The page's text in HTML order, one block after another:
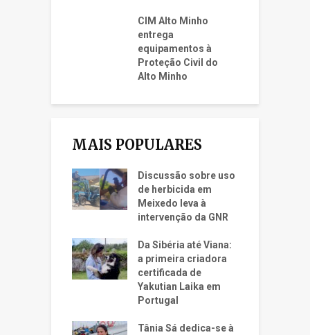
CIM Alto Minho
entrega
equipamentos à
Proteção Civil do
Alto Minho
MAIS POPULARES
Discussão sobre uso
de herbicida em
Meixedo leva à
intervenção da GNR
Da Sibéria até Viana:
a primeira criadora
certificada de
Yakutian Laika em
Portugal
Tânia Sá dedica-se à